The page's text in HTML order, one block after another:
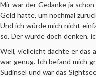
Mir war der Gedanke ja
Geld hätte, um nochmal
Und ich würde mich nicht
so. Der würde doch denken,
Well, vielleicht dachte er das
war genug. Ich befand mich
Südinsel und war das